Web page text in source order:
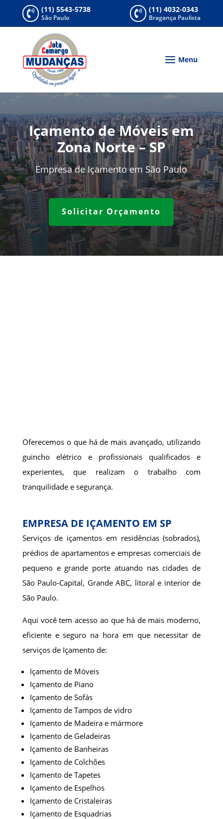
 (11) 5543-5738
São Paulo  (11) 4032-0343
Bragança Paulista
Içamento de Móveis em
Zona Norte – SP
Empresa de Içamento em São Paulo
Solicitar Orçamento
Oferecemos o que há de mais avançado, utilizando
guincho elétrico e profissionais qualificados e
experientes, que realizam o trabalho com
tranquilidade e segurança.
EMPRESA DE IÇAMENTO EM SP
Serviços de içamentos em residências (sobrados),
prédios de apartamentos e empresas comerciais de
pequeno e grande porte atuando nas cidades de
São Paulo-Capital, Grande ABC, litoral e interior de
São Paulo.
Aqui você tem acesso ao que há de mais moderno,
eficiente e seguro na hora em que necessitar de
serviços de Içamento de:
Içamento de Móveis
Içamento de Piano
Içamento de Sofás
Içamento de Tampos de vidro
Içamento de Madeira e mármore
Içamento de Geladeiras
Içamento de Banheiras
Içamento de Colchões
Içamento de Tapetes
Içamento de Espelhos
Içamento de Cristaleiras
Içamento de Esquadrias